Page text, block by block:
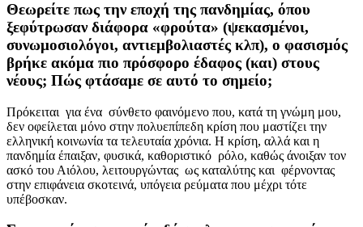
Θεωρείτε πως την εποχή της πανδημίας, όπου
ξεφύτρωσαν διάφορα «φρούτα» (ψεκασμένοι,
συνωμοσιολόγοι, αντιεμβολιαστές κλπ), ο φασισμός
βρήκε ακόμα πιο πρόσφορο έδαφος (και) στους
νέους; Πώς φτάσαμε σε αυτό το σημείο;
Πρόκειται για ένα σύνθετο φαινόμενο που, κατά τη γνώμη μου,
δεν οφείλεται μόνο στην πολυεπίπεδη κρίση που μαστίζει την
ελληνική κοινωνία τα τελευταία χρόνια. Η κρίση, αλλά και η
πανδημία έπαιξαν, φυσικά, καθοριστικό ρόλο, καθώς άνοιξαν τον
ασκό του Αιόλου, λειτουργώντας ως καταλύτης και φέρνοντας
στην επιφάνεια σκοτεινά, υπόγεια ρεύματα που μέχρι τότε
υπέβοσκαν.